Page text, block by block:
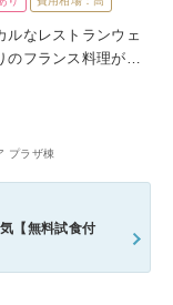
ルなレストランウェ
フランス料理が魅
プラザ棟
【無料試食付